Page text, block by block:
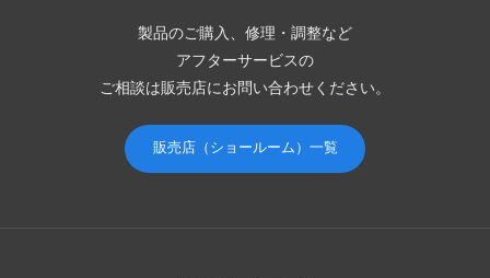
製品のご購入、修理・調整など
アフターサービスの
ご相談は販売店にお問い合わせください。
販売店（ショールーム）一覧